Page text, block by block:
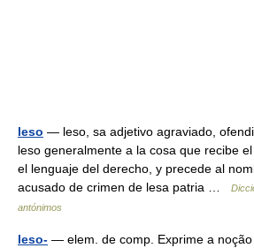
leso — leso, sa adjetivo agraviado,
leso generalmente a la cosa que recibe
el lenguaje del derecho, y precede al
acusado de crimen de lesa patria …
antónimos
leso- — elem. de comp. Exprime a